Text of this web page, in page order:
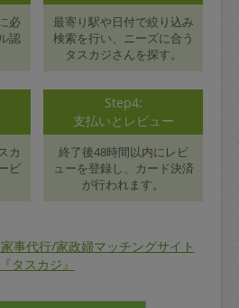
必
認
最寄り駅や日付で絞り込み
検索を行い、ニーズに合う
タスカジさんを探す。
カ
ビ
Step4:
支払いとレビュー
終了後48時間以内にレビ
ューを登録し、カード決済
が行われます。
事代行/家政婦マッチングサイト
『タスカジ』